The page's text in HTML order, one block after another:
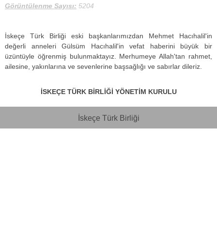
Görüntülenme Sayısı: 5204
İskeçe Türk Birliği eski başkanlarımızdan Mehmet Hacıhalil'in
değerli anneleri Gülsüm Hacıhalil'in vefat haberini büyük bir
üzüntüyle öğrenmiş bulunmaktayız. Merhumeye Allah'tan rahmet,
ailesine, yakınlarına ve sevenlerine başsağlığı ve sabırlar dileriz.
İSKEÇE TÜRK BİRLİĞİ YÖNETİM KURULU
İskeçe Türk Birliği